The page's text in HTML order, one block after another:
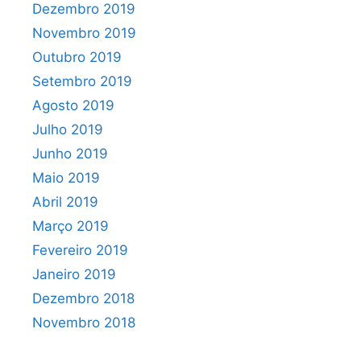
Dezembro 2019
Novembro 2019
Outubro 2019
Setembro 2019
Agosto 2019
Julho 2019
Junho 2019
Maio 2019
Abril 2019
Março 2019
Fevereiro 2019
Janeiro 2019
Dezembro 2018
Novembro 2018